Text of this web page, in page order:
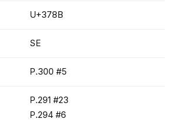
U+378B
SE
P.300 #5
P.291 #23
P.294 #6